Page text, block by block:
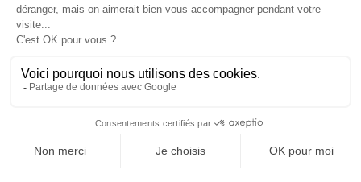
OFFICE DE TOURISME